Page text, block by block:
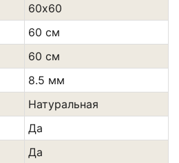
60х60
60 см
60 см
8.5 мм
Натуральная
Да
Да